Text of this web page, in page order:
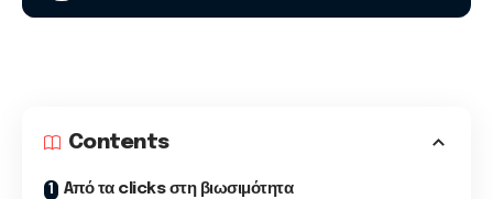
Contents
Aπό τα clicks στη βιωσιμότητα